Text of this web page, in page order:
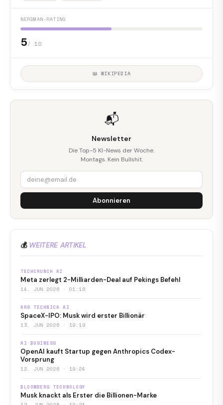
NERDMAN-RATING
5/ 10
📖 WIKIPEDIA
📬
Newsletter
Die Top-5 KI-News der Woche.
Montags. Kein Bullshit.
Abonnieren
💰 WEITERE ARTIKEL
TECHCRUNCH AI
Meta zerlegt 2-Milliarden-Deal auf Pekings Befehl
14. JUN 2026 · 01:18
ARS TECHNICA AI
SpaceX-IPO: Musk wird erster Billionär
13. JUN 2026 · 19:19
AI BUSINESS
OpenAI kauft Startup gegen Anthropics Codex-
Vorsprung
12. JUN 2026 · 19:24
BLOOMBERG TECHNOLOGY
Musk knackt als Erster die Billionen-Marke